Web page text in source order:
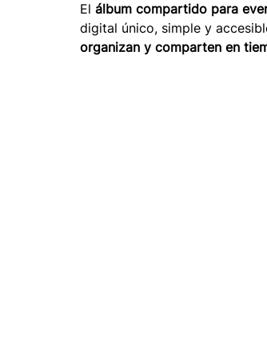
El álbum compartido para
digital único, simple y
organizan y comparten en